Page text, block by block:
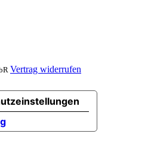
Vertrag widerrufen